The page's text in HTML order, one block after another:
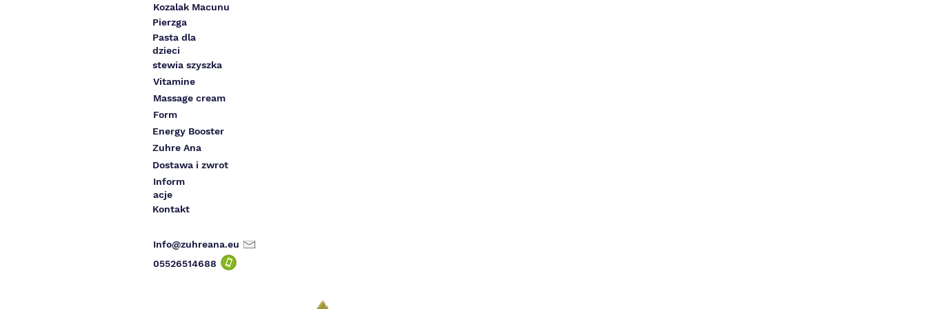
Kozalak Macunu
Pierzga
Pasta dla
dzieci
stewia szyszka
Vitamine
Massage cream
Form
Energy Booster
Zuhre Ana
Dostawa i zwrot
Inform
acje
Kontakt
Info@zuhreana.eu
05526514688